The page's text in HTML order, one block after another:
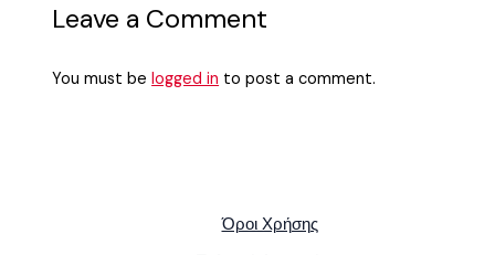
Leave a Comment
You must belogged in to post a comment.
Όροι Χρήσης